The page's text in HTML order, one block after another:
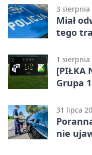
3 sierpnia
Miał
tego
1 sierpnia
[PIŁKA
Grupa
31 lipca
nie